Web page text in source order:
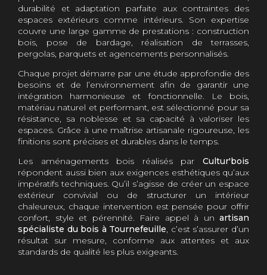
durabilité et adaptation parfaite aux contraintes des
espaces extérieurs comme intérieurs. Son expertise
couvre une large gamme de prestations : construction
bois, pose de bardage, réalisation de terrasses,
pergolas, parquets et agencements personnalisés.
Chaque projet démarre par une étude approfondie des
besoins et de l’environnement afin de garantir une
intégration harmonieuse et fonctionnelle. Le bois,
matériau naturel et performant, est sélectionné pour sa
résistance, sa noblesse et sa capacité à valoriser les
espaces. Grâce à une maîtrise artisanale rigoureuse, les
finitions sont précises et durables dans le temps.
Les aménagements bois réalisés par Cultur'bois
répondent aussi bien aux exigences esthétiques qu’aux
impératifs techniques. Qu’il s’agisse de créer un espace
extérieur convivial ou de structurer un intérieur
chaleureux, chaque intervention est pensée pour offrir
confort, style et pérennité. Faire appel à un artisan
spécialiste du bois à Tournefeuille, c’est s’assurer d’un
résultat sur mesure, conforme aux attentes et aux
standards de qualité les plus exigeants.